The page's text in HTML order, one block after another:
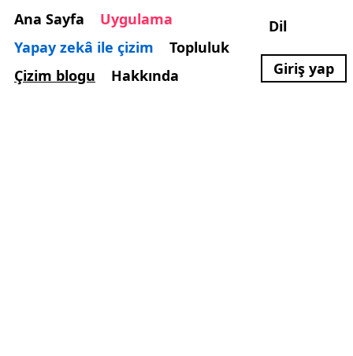
Ana Sayfa
Uygulama
Yapay zekâ ile çizim
Topluluk
Çizim blogu
Hakkında
Dil
Giriş yap